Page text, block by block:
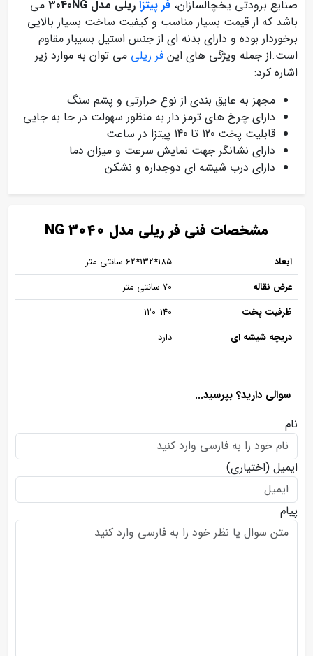
صنایع برودتی یخچالسازان، فر پیتزا ریلی مدل 3040NG
می
باشد که از قیمت بسیار مناسب و کیفیت ساخت بسیار بالایی
برخوردار بوده و دارای بدنه ای از جنس استیل بسیبار مقاوم
است.از جمله ویژگی های این فر ریلی می توان به موارد زیر
اشاره کرد:
مجهز به عایق بندی از نوع حرارتی و پشم سنگ
دارای چرخ های ترمز دار به منظور سهولت در جا به جایی
قابلیت پخت 120 تا 140 پیتزا در ساعت
دارای نشانگر جهت نمایش سرعت و میزان دما
دارای درب شیشه ای دوجداره و نشکن
مشخصات فنی فر ریلی مدل NG 3040
ابعاد
185*132*62 سانتی متر
عرض نقاله
70 سانتی متر
ظرفیت پخت
140_120
دریچه شیشه ای
دارد
سوالی دارید؟ بپرسید...
نام
ایمیل (اختیاری)
پیام